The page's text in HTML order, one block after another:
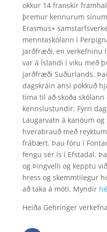
okkur 14 franskir
þremur kennurum
Erasmus+
menntaskólann í
jarðfræði, en verkefninu
var á Íslandi í viku með
jarðfræði Suðurlands.
dagskráin ansi pökkuð
tíma til að skoða
kennslustundir. Fyrri
Laugarvatn á kanóum
hverabrauð með
frábært. Þau fóru í
fengu sér ís í Efstadal.
og Þingvelli og kepptu
hress og skemmtilegur
að taka á móti. Myndir
Heiða Gehringer